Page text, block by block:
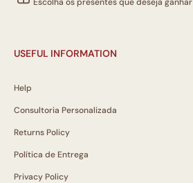
USEFUL INFORMATION
Help
Consultoria Personalizada
Returns Policy
Política de Entrega
Privacy Policy